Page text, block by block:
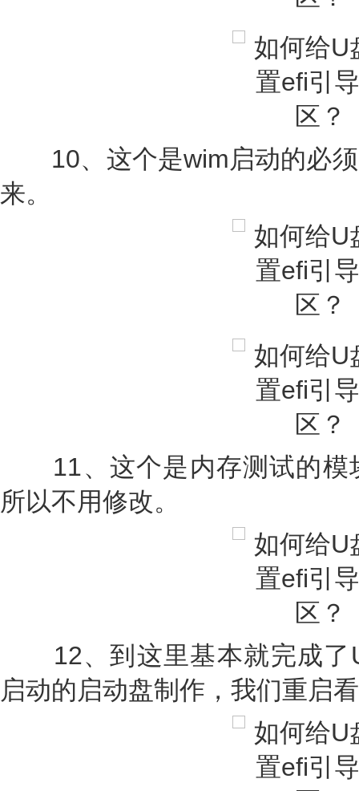
10、这个是wim启动的必须
来。
11、这个是内存测试的模
所以不用修改。
12、到这里基本就完成了
启动的启动盘制作，我们重启